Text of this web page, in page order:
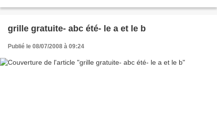
grille gratuite- abc été- le a et le b
Publié le 08/07/2008 à 09:24